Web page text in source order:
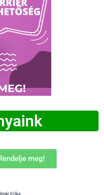
meg!